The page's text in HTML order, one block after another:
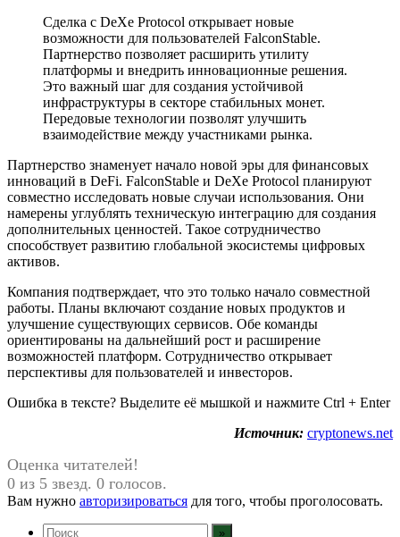
Сделка с DeXe Protocol открывает новые
возможности для пользователей FalconStable.
Партнерство позволяет расширить утилиту
платформы и внедрить инновационные решения.
Это важный шаг для создания устойчивой
инфраструктуры в секторе стабильных монет.
Передовые технологии позволят улучшить
взаимодействие между участниками рынка.
Партнерство знаменует начало новой эры для финансовых
инноваций в DeFi. FalconStable и DeXe Protocol планируют
совместно исследовать новые случаи использования. Они
намерены углублять техническую интеграцию для создания
дополнительных ценностей. Такое сотрудничество
способствует развитию глобальной экосистемы цифровых
активов.
Компания подтверждает, что это только начало совместной
работы. Планы включают создание новых продуктов и
улучшение существующих сервисов. Обе команды
ориентированы на дальнейший рост и расширение
возможностей платформ. Сотрудничество открывает
перспективы для пользователей и инвесторов.
Ошибка в тексте? Выделите её мышкой и нажмите Ctrl + Enter
Источник: cryptonews.net
Оценка читателей!
0 из 5 звезд. 0 голосов.
Вам нужно авторизироваться для того, чтобы проголосовать.